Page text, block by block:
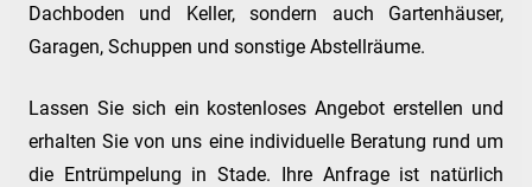
Dachboden und Keller, sondern auch Gartenhäuser,
Garagen, Schuppen und sonstige Abstellräume.
Lassen Sie sich ein kostenloses Angebot erstellen und
erhalten Sie von uns eine individuelle Beratung rund um
die Entrümpelung in Stade. Ihre Anfrage ist natürlich